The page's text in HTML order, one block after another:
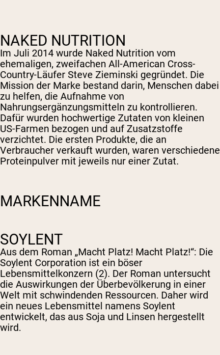
NAKED NUTRITION
Im Juli 2014 wurde Naked Nutrition vom
ehemaligen, zweifachen All-American Cross-
Country-Läufer Steve Zieminski gegründet. Die
Mission der Marke bestand darin, Menschen dabei
zu helfen, die Aufnahme von
Nahrungsergänzungsmitteln zu kontrollieren.
Dafür wurden hochwertige Zutaten von kleinen
US-Farmen bezogen und auf Zusatzstoffe
verzichtet. Die ersten Produkte, die an
Verbraucher verkauft wurden, waren verschiedene
Proteinpulver mit jeweils nur einer Zutat.
MARKENNAME
SOYLENT
Aus dem Roman „Macht Platz! Macht Platz!“: Die
Soylent Corporation ist ein böser
Lebensmittelkonzern (2). Der Roman untersucht
die Auswirkungen der Überbevölkerung in einer
Welt mit schwindenden Ressourcen. Daher wird
ein neues Lebensmittel namens Soylent
entwickelt, das aus Soja und Linsen hergestellt
wird.